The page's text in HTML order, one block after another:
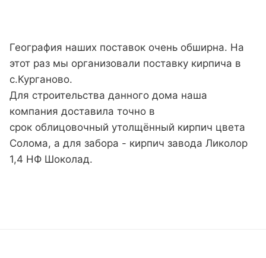
География наших поставок очень обширна. На
этот раз мы организовали поставку кирпича в
с.Курганово.
Для строительства данного дома наша
компания доставила точно в
срок облицовочный утолщённый кирпич цвета
Солома, а для забора - кирпич завода Ликолор
1,4 НФ Шоколад.